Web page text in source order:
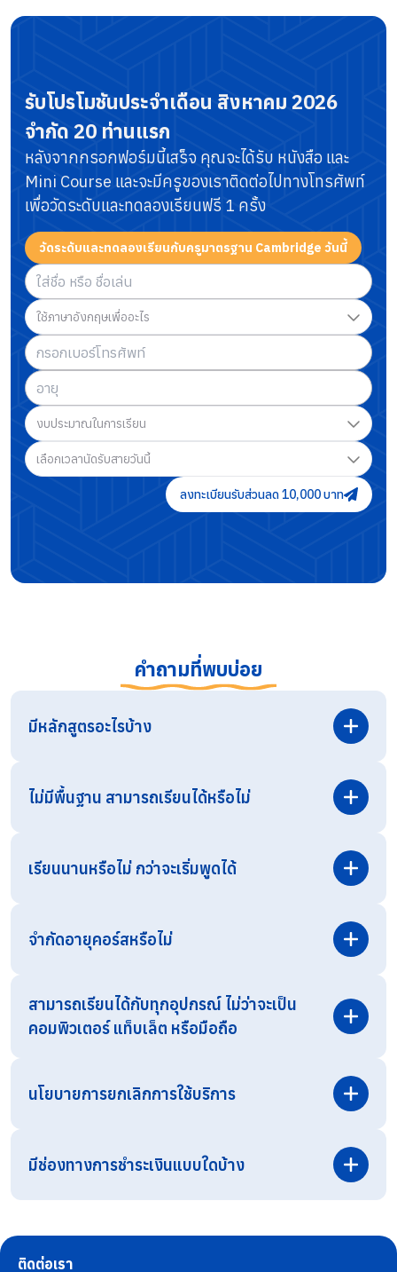
รับโปรโมชันประจำเดือน สิงหาคม 2026
จำกัด 20 ท่านแรก
หลังจากกรอกฟอร์มนี้เสร็จ คุณจะได้รับ หนังสือ และ
Mini Course และจะมีครูของเราติดต่อไปทางโทรศัพท์
เพื่อวัดระดับและทดลองเรียนฟรี 1 ครั้ง
วัดระดับและทดลองเรียนกับครูมาตรฐาน Cambridge วันนี้
ใช้ภาษาอังกฤษเพื่ออะไร
งบประมาณในการเรียน
เลือกเวลานัดรับสายวันนี้
ลงทะเบียนรับส่วนลด 10,000 บาท
คำถามที่พบบ่อย
มีหลักสูตรอะไรบ้าง
ไม่มีพื้นฐาน สามารถเรียนได้หรือไม่
เรียนนานหรือไม่ กว่าจะเริ่มพูดได้
จำกัดอายุคอร์สหรือไม่
สามารถเรียนได้กับทุกอุปกรณ์ ไม่ว่าจะเป็น
คอมพิวเตอร์ แท็บเล็ต หรือมือถือ
นโยบายการยกเลิกการใช้บริการ
มีช่องทางการชำระเงินแบบใดบ้าง
ติดต่อเรา